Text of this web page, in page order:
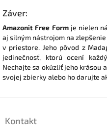
Záver:
Amazonit Free Form je nielen
aj silným nástrojom na
v priestore. Jeho pôvod z
jedinečnosť, ktorú ocení
Nechajte sa okúzliť jeho krásou
svojej zbierky alebo ho darujte
Kontakt